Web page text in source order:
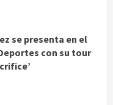
se presenta en el
con su tour